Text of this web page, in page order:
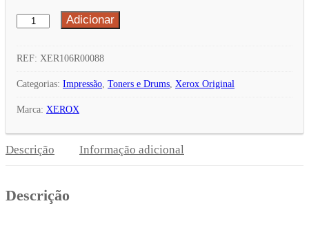
Quantidade
Toner
Xerox
106R00088
15000
Pág.
Adicionar
REF: XER106R00088
Categorias: Impressão, Toners e Drums, Xerox Original
Marca: XEROX
Descrição Informação adicional
Descrição